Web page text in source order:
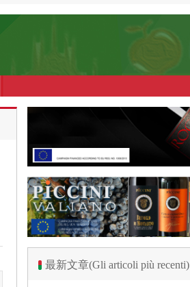
最新文章(Gli articoli più recenti)